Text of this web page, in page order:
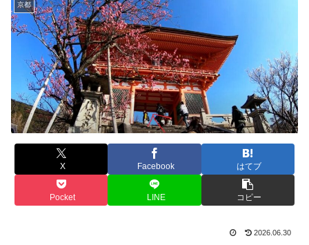
京都
X Facebook はてブ
Pocket LINE コピー
2026.06.30